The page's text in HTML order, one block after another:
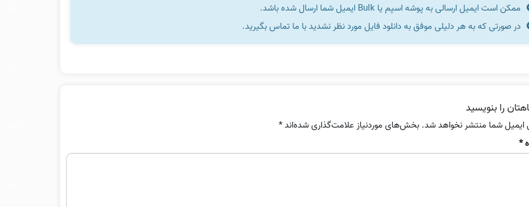
ممکن است ایمیل ارسالی به پوشه اسپم یا Bulk ایمیل شما ارسال شده باشد.
در صورتی که به هر دلیلی موفق به دانلود فایل مورد نظر نشدید با ما تماس بگیرید.
را بنویسید
ایمیل شما منتشر نخواهد شد. بخش‌های موردنیاز علامت‌گذاری شده‌اند*
*